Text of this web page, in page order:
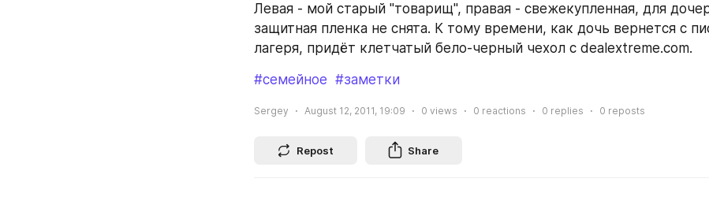
Левая - мой старый "товарищ", правая - свежекупленная, для
защитная пленка не снята. К тому времени, как дочь вернется с
лагеря, придёт клетчатый бело-черный чехол с dealextreme.com.
#семейное #заметки
Sergey August 12, 2011, 19:09 0 views 0 reactions 0 replies 0 reposts
Repost Share